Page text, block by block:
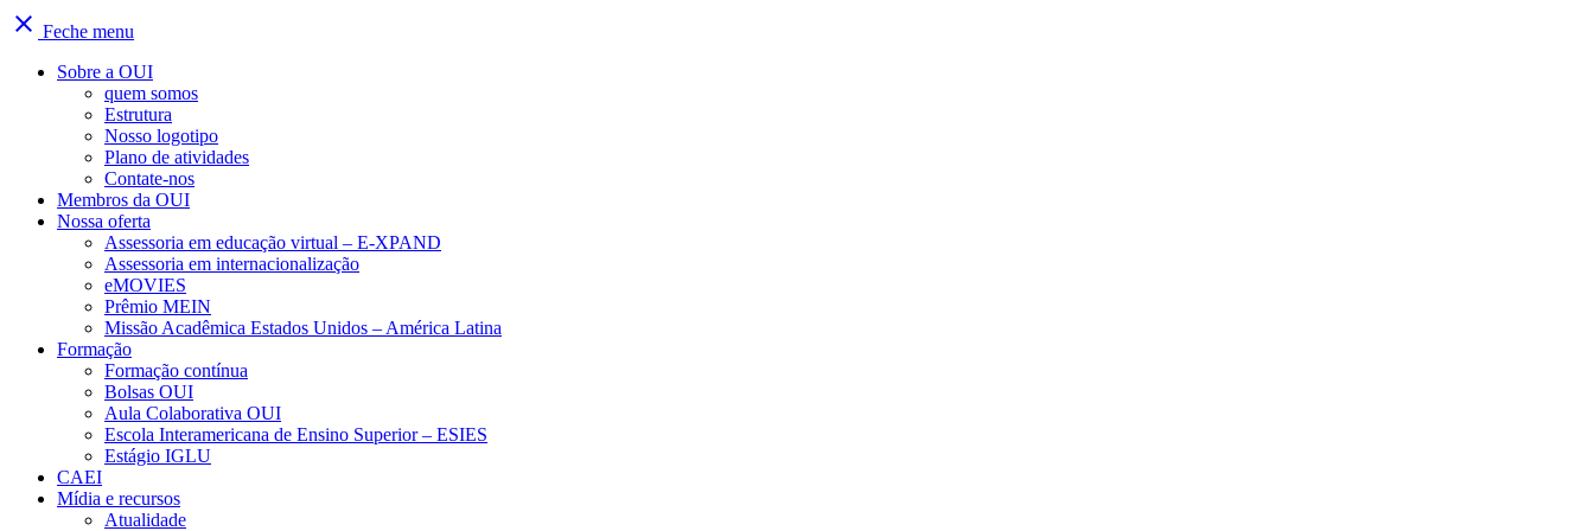
close Feche menu
Sobre a OUI
quem somos
Estrutura
Nosso logotipo
Plano de atividades
Contate-nos
Membros da OUI
Nossa oferta
Assessoria em educação virtual – E-XPAND
Assessoria em internacionalização
eMOVIES
Prêmio MEIN
Missão Acadêmica Estados Unidos – América Latina
Formação
Formação contínua
Bolsas OUI
Aula Colaborativa OUI
Escola Interamericana de Ensino Superior – ESIES
Estágio IGLU
CAEI
Mídia e recursos
Atualidade